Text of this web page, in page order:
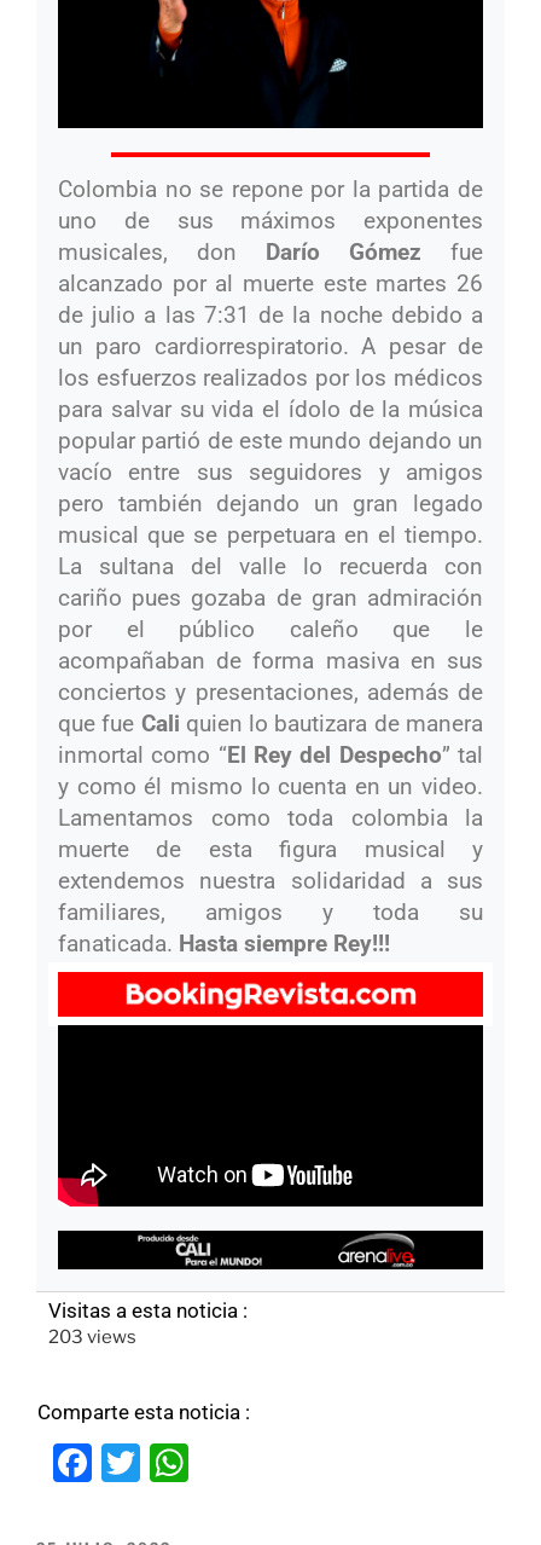
Colombia no se repone por la partida de
uno de sus máximos exponentes
musicales, don Darío Gómez fue
alcanzado por al muerte este martes 26
de julio a las 7:31 de la noche debido a
un paro cardiorrespiratorio. A pesar de
los esfuerzos realizados por los médicos
para salvar su vida el ídolo de la música
popular partió de este mundo dejando un
vacío entre sus seguidores y amigos
pero también dejando un gran legado
musical que se perpetuara en el tiempo.
La sultana del valle lo recuerda con
cariño pues gozaba de gran admiración
por el público caleño que le
acompañaban de forma masiva en sus
conciertos y presentaciones, además de
que fue Cali quien lo bautizara de manera
inmortal como “El Rey del Despecho” tal
y como él mismo lo cuenta en un video.
Lamentamos como toda colombia la
muerte de esta figura musical y
extendemos nuestra solidaridad a sus
familiares, amigos y toda su
fanaticada. Hasta siempre Rey!!!
Visitas a esta noticia :
203 views
Comparte esta noticia :
F
T